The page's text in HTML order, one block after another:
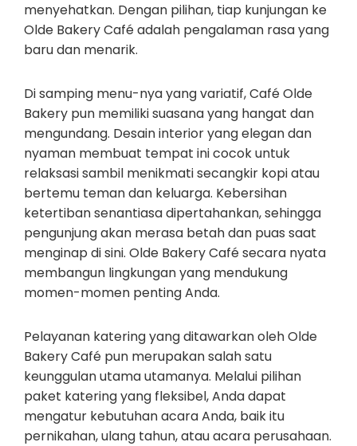
menyehatkan. Dengan pilihan, tiap kunjungan ke
Olde Bakery Café adalah pengalaman rasa yang
baru dan menarik.
Di samping menu-nya yang variatif, Café Olde
Bakery pun memiliki suasana yang hangat dan
mengundang. Desain interior yang elegan dan
nyaman membuat tempat ini cocok untuk
relaksasi sambil menikmati secangkir kopi atau
bertemu teman dan keluarga. Kebersihan
ketertiban senantiasa dipertahankan, sehingga
pengunjung akan merasa betah dan puas saat
menginap di sini. Olde Bakery Café secara nyata
membangun lingkungan yang mendukung
momen-momen penting Anda.
Pelayanan katering yang ditawarkan oleh Olde
Bakery Café pun merupakan salah satu
keunggulan utama utamanya. Melalui pilihan
paket katering yang fleksibel, Anda dapat
mengatur kebutuhan acara Anda, baik itu
pernikahan, ulang tahun, atau acara perusahaan.